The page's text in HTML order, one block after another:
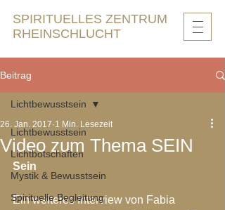
SPIRITUELLES ZENTRUM
RHEINSCHLUCHT
Beitrag
Lichtbewusstsein
Lichtbotschaften
Mystik & Bewusstsein
Spirituelle Begleitung
Lichtbewusstsein
Video zum Thema SEIN
26. Jan. 2017 1 Min. Lesezeit
Sein
Ein weiteres Interview von Fabia